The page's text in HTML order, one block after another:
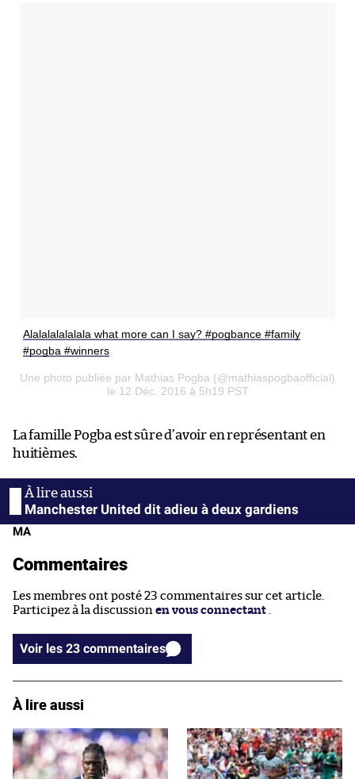
Alalalalalalala what more can I say? #pogbance #family
#pogba #winners
Une photo publiée par Mathias Pogba (@mathiaspogbaofficial)
le 12 Déc. 2016 à 5h19 PST
La famille Pogba est sûre d’avoir en représentant en
huitièmes.
Manchester United dit adieu à deux gardiens
MA
Commentaires
Les membres ont posté 23 commentaires sur cet article.
Participez à la discussion en vous connectant .
Voir les 23 commentaires
À lire aussi